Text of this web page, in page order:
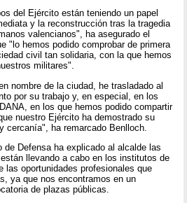
del Ejército están teniendo un papel
y la reconstrucción tras la tragedia
valencianos", ha asegurado el
"lo hemos podido comprobar de primera
civil tan solidaria, con la que hemos
militares".
nombre de la ciudad, he trasladado al
por su trabajo y, en especial, en los
en los que hemos podido compartir
nuestro Ejército ha demostrado su
cercanía", ha remarcado Benlloch.
de Defensa ha explicado al alcalde las
llevando a cabo en los institutos de
las oportunidades profesionales que
ya que nos encontramos en un
de plazas públicas.